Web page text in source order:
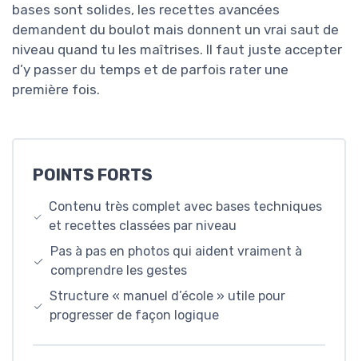
bases sont solides, les recettes avancées
demandent du boulot mais donnent un vrai saut de
niveau quand tu les maîtrises. Il faut juste accepter
d’y passer du temps et de parfois rater une
première fois.
POINTS FORTS
Contenu très complet avec bases techniques
et recettes classées par niveau
Pas à pas en photos qui aident vraiment à
comprendre les gestes
Structure « manuel d’école » utile pour
progresser de façon logique